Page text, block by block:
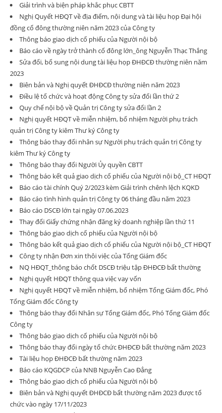
Giải trình và biện pháp khắc phục CBTT
Nghị Quyết HĐQT về địa điểm, nội dung và tài liệu họp Đại hội
đồng cổ đông thường niên năm 2023 của Công ty
Thông báo giao dịch cổ phiếu của Người nội bộ
Báo cáo về ngày trở thành cổ đông lớn_ông Nguyễn Thạc Thắng
Sửa đổi, bổ sung nội dung tài liệu họp ĐHĐCĐ thường niên năm
2023
Biên bản và Nghị quyết ĐHĐCĐ thường niên năm 2023
Điều lệ tổ chức và hoạt động Công ty sửa đổi lần thứ 2
Quy chế nội bộ về Quản trị Công ty sửa đổi lần 2
Nghị quyết HĐQT về miễn nhiệm, bổ nhiệm Người phụ trách
quản trị Công ty kiêm Thư ký Công ty
Thông báo thay đổi nhân sự Người phụ trách quản trị Công ty
kiêm Thư ký Công ty
Thông báo thay đổi Người Ủy quyền CBTT
Thông báo kết quả giao dịch cổ phiếu của Người nội bộ_CT HĐQT
Báo cáo tài chính Quý 2/2023 kèm Giải trình chênh lệch KQKD
Báo cáo tình hình quản trị Công ty 06 tháng đầu năm 2023
Báo cáo DSCĐ lớn tại ngày 07.06.2023
Thay đổi Giấy chứng nhận đăng ký doanh nghiệp lần thứ 11
Thông báo giao dịch cổ phiếu của Người nội bộ
Thông báo kết quả giao dịch cổ phiếu của Người nội bộ_CT HĐQT
Công ty nhận Đơn xin thôi việc của Tổng Giám đốc
NQ HĐQT_thông báo chốt DSCĐ triệu tập ĐHĐCĐ bất thường
Nghị quyết HĐQT thông qua việc vay vốn
Nghị quyết HĐQT về miễn nhiệm, bổ nhiệm Tổng Giám đốc, Phó
Tổng Giám đốc Công ty
Thông báo thay đổi Nhân sự Tổng Giám đốc, Phó Tổng Giám đốc
Công ty
Thông báo giao dịch cổ phiếu của Người nội bộ
Thông báo thay đổi ngày tổ chức ĐHĐCĐ bất thường năm 2023
Tài liệu họp ĐHĐCĐ bất thường năm 2023
Báo cáo KQGDCP của NNB Nguyễn Cao Đẳng
Thông báo giao dịch cổ phiếu của Người nội bộ
Biên bản và Nghị quyết ĐHĐCĐ bất thường năm 2023 được tổ
chức vào ngày 17/11/2023